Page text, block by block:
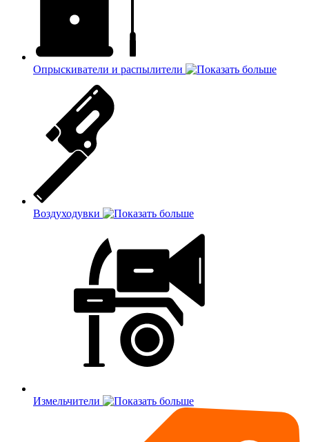
Опрыскиватели и распылители
Воздуходувки
Измельчители